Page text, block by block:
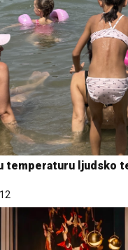
temperaturu ljudsko